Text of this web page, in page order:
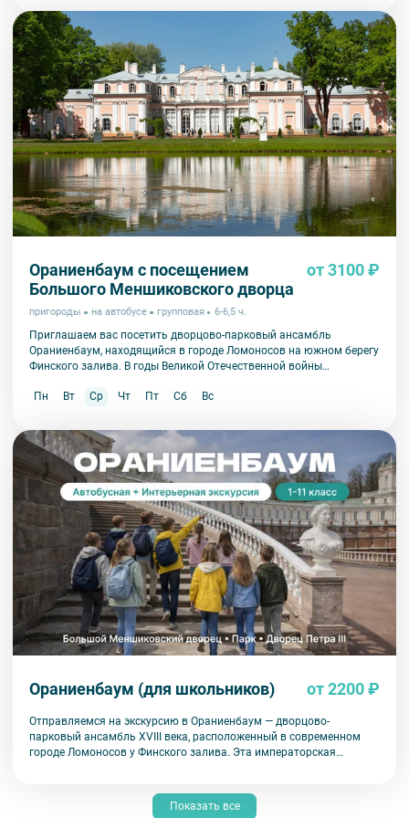
другие пригороды Петербурга и сохранил свою историческую
подлинность.
Ораниенбаум с посещением
Большого Меншиковского дворца
от 3100 ₽
пригороды на автобусе групповая 6-6,5 ч.
Приглашаем вас посетить дворцово-парковый ансамбль
Ораниенбаум, находящийся в городе Ломоносов на южном берегу
Финского залива. В годы Великой Отечественной войны
другие пригороды Петербурга и сохранил свою историческую
Пн Вт Ср Чт Пт Сб Вс
Ораниенбаум (для школьников) от 2200 ₽
Отправляемся на экскурсию в Ораниенбаум — дворцово-
парковый ансамбль XVIII века, расположенный в современном
городе Ломоносов у Финского залива. Эта императорская
Показать все